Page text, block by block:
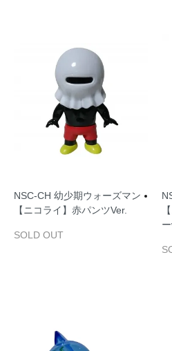
NSC‐CH 幼少期ウォーズマン
【ニコライ】赤パンツVer.
SOLD OUT